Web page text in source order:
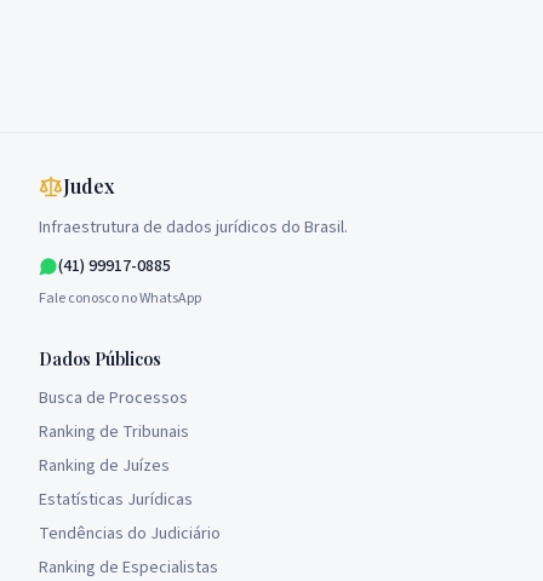
Judex
Infraestrutura de dados jurídicos do Brasil.
(41) 99917-0885
Fale conosco no WhatsApp
Dados Públicos
Busca de Processos
Ranking de Tribunais
Ranking de Juízes
Estatísticas Jurídicas
Tendências do Judiciário
Ranking de Especialistas